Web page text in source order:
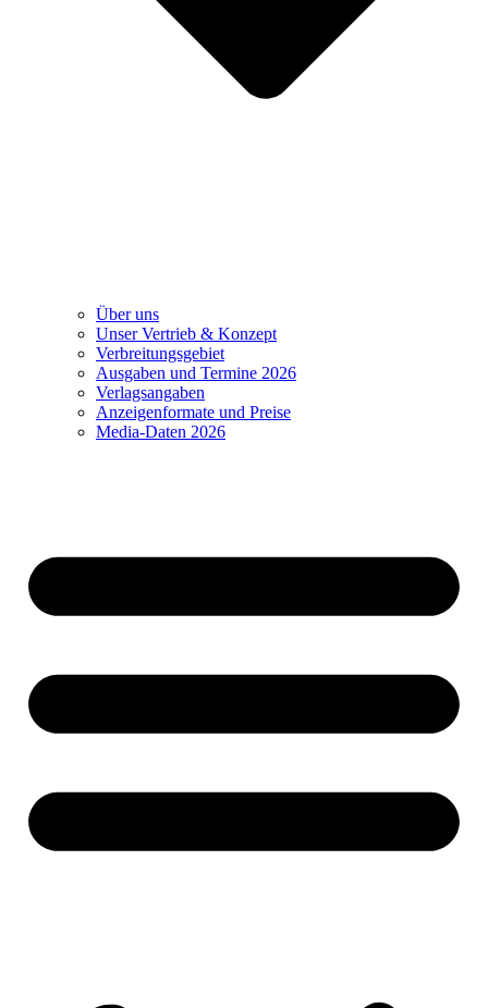
Über uns
Unser Vertrieb & Konzept
Verbreitungsgebiet
Ausgaben und Termine 2026
Verlagsangaben
Anzeigenformate und Preise
Media-Daten 2026